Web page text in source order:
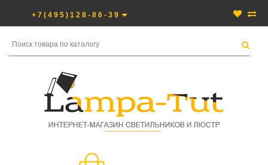
+7(495)128-86-39